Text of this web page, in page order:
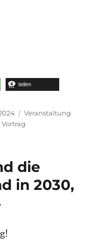
zu Guttenberg-
teilen
Kategorien
Veranstaltung
Vortrag
die
in 2030,